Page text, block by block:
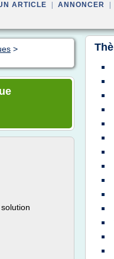
ARTICLE ANNONCER
>